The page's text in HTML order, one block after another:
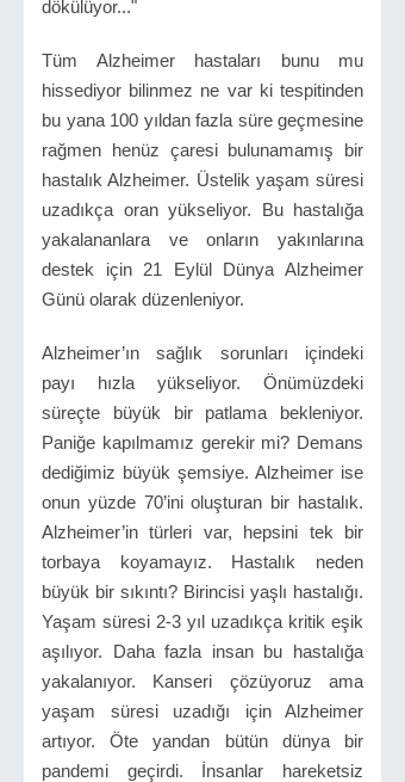
dökülüyor..."
Tüm Alzheimer hastaları bunu mu
hissediyor bilinmez ne var ki tespitinden
bu yana 100 yıldan fazla süre geçmesine
rağmen henüz çaresi bulunamamış bir
hastalık Alzheimer. Üstelik yaşam süresi
uzadıkça oran yükseliyor. Bu hastalığa
yakalananlara ve onların yakınlarına
destek için 21 Eylül Dünya Alzheimer
Günü olarak düzenleniyor.
Alzheimer’ın sağlık sorunları içindeki
payı hızla yükseliyor. Önümüzdeki
süreçte büyük bir patlama bekleniyor.
Paniğe kapılmamız gerekir mi? Demans
dediğimiz büyük şemsiye. Alzheimer ise
onun yüzde 70’ini oluşturan bir hastalık.
Alzheimer’in türleri var, hepsini tek bir
torbaya koyamayız. Hastalık neden
büyük bir sıkıntı? Birincisi yaşlı hastalığı.
Yaşam süresi 2-3 yıl uzadıkça kritik eşik
aşılıyor. Daha fazla insan bu hastalığa
yakalanıyor. Kanseri çözüyoruz ama
yaşam süresi uzadığı için Alzheimer
artıyor. Öte yandan bütün dünya bir
pandemi geçirdi. İnsanlar hareketsiz